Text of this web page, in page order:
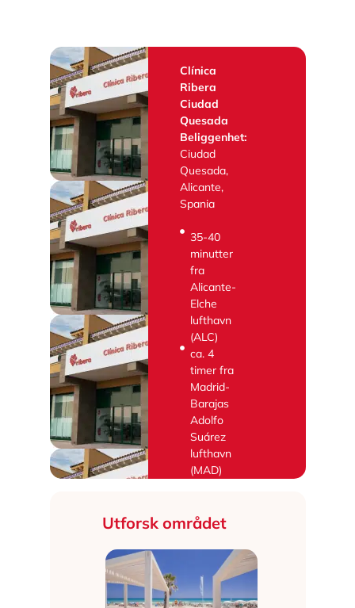
Clínica
Ribera
Ciudad
Quesada
Beliggenhet:
Ciudad
Quesada,
Alicante,
Spania
35-40
minutter
fra
Alicante-
Elche
lufthavn
(ALC)
ca. 4
timer fra
Madrid-
Barajas
Adolfo
Suárez
lufthavn
(MAD)
Utforsk området